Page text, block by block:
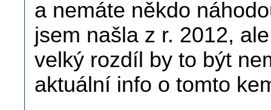
a nemáte někdo
jsem našla z r. 2012,
velký rozdíl by to být
aktuální info o tomto